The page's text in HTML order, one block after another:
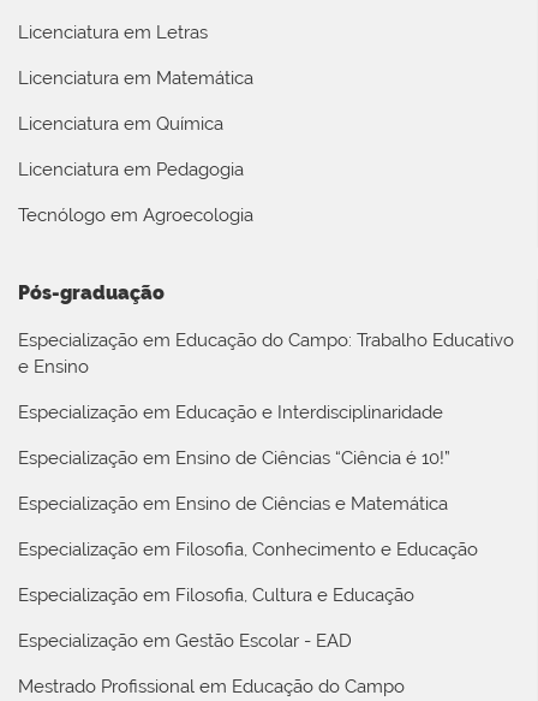
Licenciatura em Letras
Licenciatura em Matemática
Licenciatura em Química
Licenciatura em Pedagogia
Tecnólogo em Agroecologia
Pós-graduação
Especialização em Educação do Campo: Trabalho Educativo
e Ensino
Especialização em Educação e Interdisciplinaridade
Especialização em Ensino de Ciências “Ciência é 10!”
Especialização em Ensino de Ciências e Matemática
Especialização em Filosofia, Conhecimento e Educação
Especialização em Filosofia, Cultura e Educação
Especialização em Gestão Escolar - EAD
Mestrado Profissional em Educação do Campo